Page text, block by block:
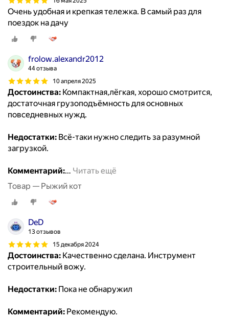
Очень удобная и крепкая тележка. В самый раз для
поездок на дачу
frolow.alexandr2012
44 отзыва
10 апреля 2025
Достоинства: Компактная,лёгкая, хорошо смотрится,
достаточная грузоподъёмность для основных
повседневных нужд.
Недостатки: Всё-таки нужно следить за разумной
загрузкой.
Комментарий:… Читать ещё
Товар — Рыжий кот
DeD
13 отзывов
15 декабря 2024
Достоинства: Качественно сделана. Инструмент
строительный вожу.
Недостатки: Пока не обнаружил
Комментарий: Рекомендую.